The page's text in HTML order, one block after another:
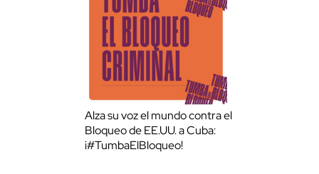
Alza su voz el mundo contra el
Bloqueo de EE.UU. a Cuba:
¡#TumbaElBloqueo!